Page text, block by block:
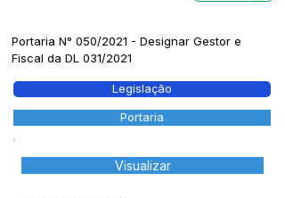
Portaria N° 050/2021 - Designar Gestor e
Fiscal da DL 031/2021
Legislação
Portaria
Visualizar